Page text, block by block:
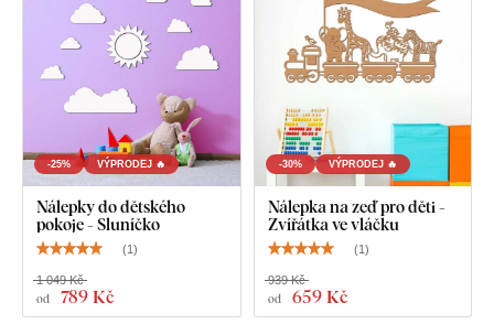
-25% VÝPRODEJ 🔥
Nálepky do dětského
pokoje - Sluníčko
(1 )
od 789 Kč
1 049 Kč
-30% VÝPRODEJ 🔥
Nálepka na zeď pro děti -
Zvířátka ve vláčku
(1 )
od 659 Kč
939 Kč